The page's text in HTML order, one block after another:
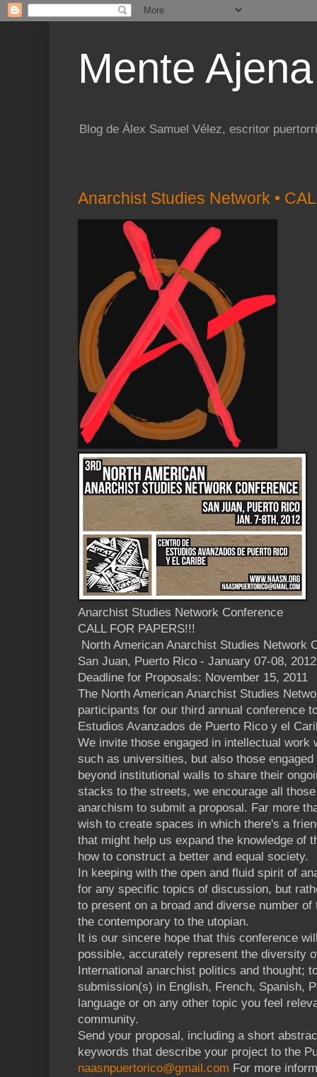
Mente Ajena
Blog de Álex Samuel Vélez, escritor
Anarchist Studies Network •
Anarchist Studies Network Conference
CALL FOR PAPERS!!!
North American Anarchist Studies Network
San Juan, Puerto Rico - January 07-08, 2012
Deadline for Proposals: November 15, 2011
The North American Anarchist Studies
participants for our third annual conference
Estudios Avanzados de Puerto Rico y el
We invite those engaged in intellectual work
such as universities, but also those
beyond institutional walls to share their
stacks to the streets, we encourage all
anarchism to submit a proposal. Far more
wish to create spaces in which there's a
that might help us expand the knowledge of
how to construct a better and equal society.
In keeping with the open and fluid spirit of
for any specific topics of discussion, but
to present on a broad and diverse number
the contemporary to the utopian.
It is our sincere hope that this conference
possible, accurately represent the diversity
International anarchist politics and thought;
submission(s) in English, French, Spanish,
language or on any other topic you feel
community.
Send your proposal, including a short
keywords that describe your project to the
naasnpuertorico@gmail.com For more